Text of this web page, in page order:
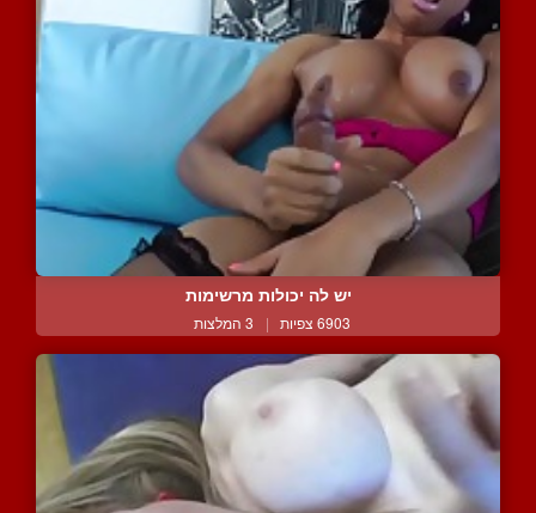
יש לה יכולות מרשימות
6903 צפיות | 3 המלצות